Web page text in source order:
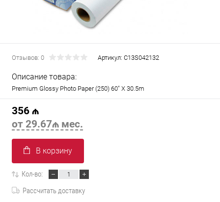
Отзывов: 0 Артикул: C13S042132
Описание товара:
Premium Glossy Photo Paper (250) 60" X 30.5m
356 ₼
от 29.67₼ мес.
В корзину
Кол-во:
Рассчитать доставку